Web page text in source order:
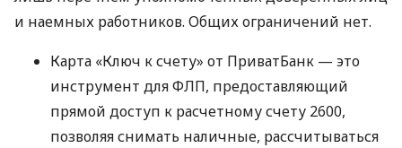
и наемных работников. Общих ограничений нет.
Карта «Ключ к счету» от ПриватБанк — это
инструмент для ФЛП, предоставляющий
прямой доступ к расчетному счету 2600,
позволяя снимать наличные, рассчитываться